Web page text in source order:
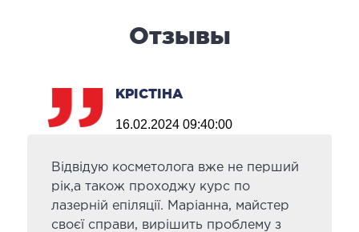
Отзывы
КРІСТІНА
16.02.2024 09:40:00
Відвідую косметолога вже не перший
рік,а також проходжу курс по
лазерній епіляції. Маріанна, майстер
своєї справи, вирішить проблему з